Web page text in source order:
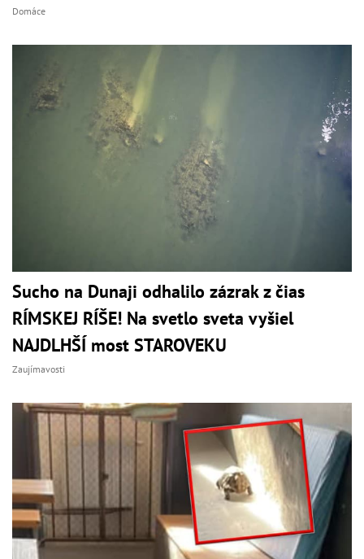
Domáce
Sucho na Dunaji odhalilo zázrak z čias
RÍMSKEJ RÍŠE! Na svetlo sveta vyšiel
NAJDLHŠÍ most STAROVEKU
Zaujímavosti